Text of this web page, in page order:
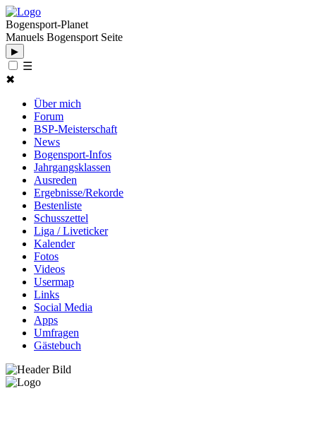
Bogensport-Planet
Manuels Bogensport Seite
▶
☰
✖
Über mich
Forum
BSP-Meisterschaft
News
Bogensport-Infos
Jahrgangsklassen
Ausreden
Ergebnisse/Rekorde
Bestenliste
Schusszettel
Liga / Liveticker
Kalender
Fotos
Videos
Usermap
Links
Social Media
Apps
Umfragen
Gästebuch